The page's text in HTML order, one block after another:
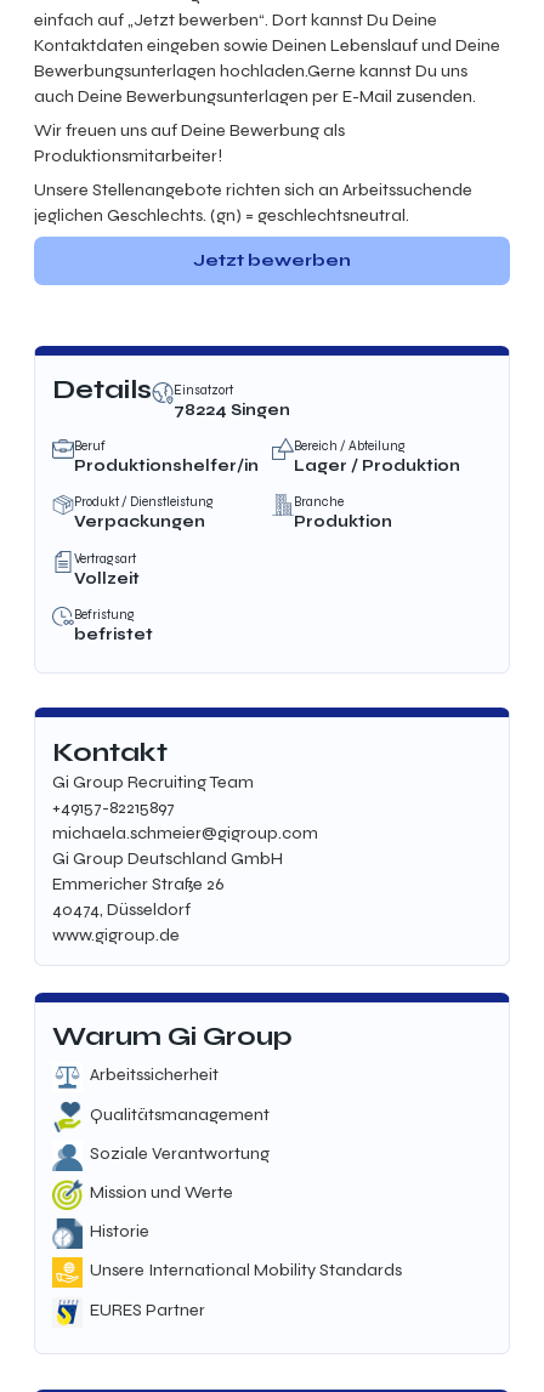
einfach auf „Jetzt bewerben“. Dort kannst Du Deine
Kontaktdaten eingeben sowie Deinen Lebenslauf und Deine
Bewerbungsunterlagen hochladen.Gerne kannst Du uns
auch Deine Bewerbungsunterlagen per E-Mail zusenden.
Wir freuen uns auf Deine Bewerbung als
Produktionsmitarbeiter!
Unsere Stellenangebote richten sich an Arbeitssuchende
jeglichen Geschlechts. (gn) = geschlechtsneutral.
Jetzt bewerben
Details Einsatzort
78224 Singen
Beruf
Produktionshelfer/in
Bereich / Abteilung
Lager / Produktion
Produkt / Dienstleistung
Verpackungen
Branche
Produktion
Vertragsart
Vollzeit
Befristung
befristet
Kontakt
Gi Group Recruiting Team
+49157-82215897
michaela.schmeier@gigroup.com
Gi Group Deutschland GmbH
Emmericher Straße 26
40474, Düsseldorf
www.gigroup.de
Warum Gi Group
Arbeitssicherheit
Qualitätsmanagement
Soziale Verantwortung
Mission und Werte
Historie
Unsere International Mobility Standards
EURES Partner